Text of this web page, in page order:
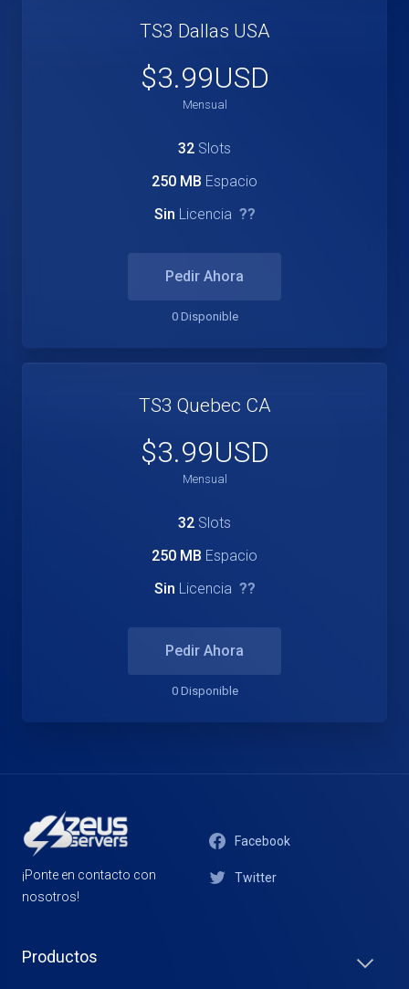
TS3 Dallas USA
$3.99USD
Mensual
32 Slots
250 MB Espacio
Sin Licencia ??
Pedir Ahora
0 Disponible
TS3 Quebec CA
$3.99USD
Mensual
32 Slots
250 MB Espacio
Sin Licencia ??
Pedir Ahora
0 Disponible
¡Ponte en contacto con
nosotros!
Facebook
Twitter
Productos